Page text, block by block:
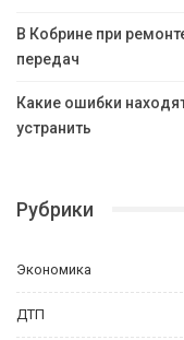
В Кобрине при
передач
Какие ошибки
устранить
Рубрики
Экономика
ДТП